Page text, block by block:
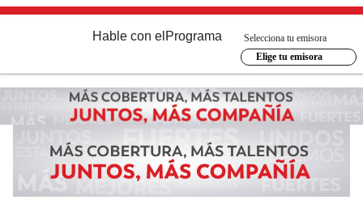
Hable con el Programa
Selecciona tu emisora
Elige tu emisora